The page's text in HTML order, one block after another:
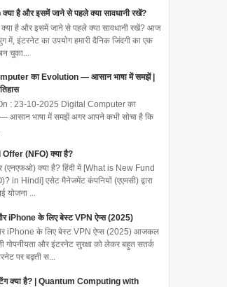
है और इसमें जाने से पहले क्या सावधानी रखें?
है और इसमें जाने से पहले क्या सावधानी रखें? आज
में, इंटरनेट का उपयोग हमारी दैनिक जिंदगी का एक
चुका...
का Evolution — आसान भाषा में समझें |
: 23-10-2025 Digital Computer का
आसान भाषा में समझें अगर आपने कभी सोचा है कि
(NFO) क्या है?
क्या है? हिंदी में [What is New Fund
in Hindi] एसेट मैनेजमेंट कंपनियों (एएमसी) द्वारा
योजना ...
iPhone के लिए बेस्ट VPN ऐप्स (2025)
iPhone के लिए बेस्ट VPN ऐप्स (2025) आजकल
गोपनीयता और इंटरनेट सुरक्षा को लेकर बहुत सतर्क
पर बढ़ती स...
क्या है? | Quantum Computing with